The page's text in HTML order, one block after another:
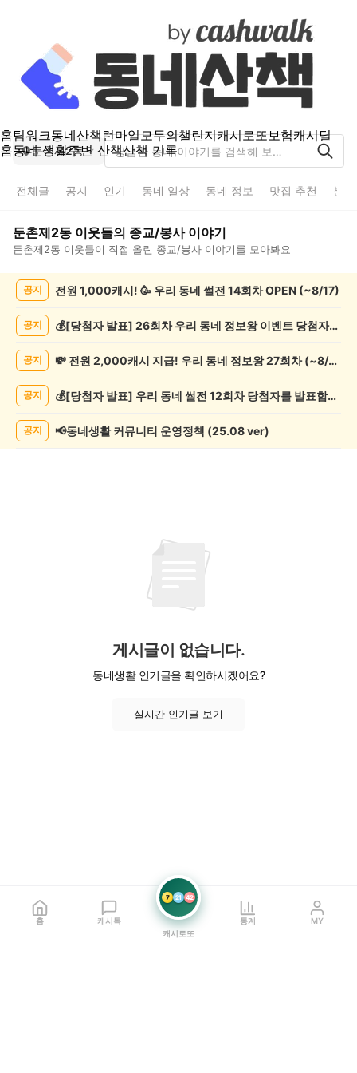
홈팀워크동네산책 런마일모두의챌린지캐시로또보험캐시딜
홈동네 생활주변 산책산책 기록
둔촌제2동
전체글 공지 인기 동네 일상 동네 정보 맛집 추천 분
둔촌제2동 이웃들의 종교/봉사이야기
둔촌제2동 이웃들이 직접 올린 종교/봉사 이야기를 모아봐요
교/
글
공지 전원 1,000캐시! 🥳 우리 동네 썰전 14회차 OPEN (~8/17)
공지 💰[당첨자 발표] 26회차 우리 동네 정보왕 이벤트 당첨자를 발표합니다!
공지 💸 전원 2,000캐시 지급! 우리 동네 정보왕 27회차 (~8/10)
공지 💰[당첨자 발표] 우리 동네 썰전 12회차 당첨자를 발표합니다!
공지 📢동네생활 커뮤니티 운영정책 (25.08 ver)
게시글이 없습니다.
동네생활 인기글을 확인하시겠어요?
실시간 인기글 보기
홈 캐시톡
7 21 42
캐시로또
통계 MY